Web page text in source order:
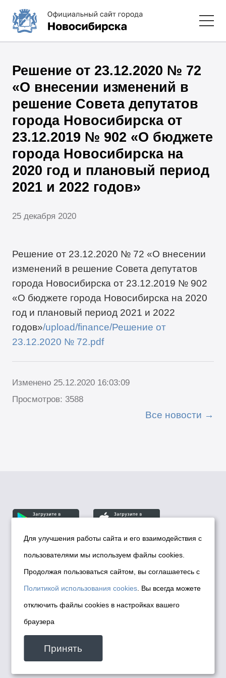
Решение от 23.12.2020 № 72
«О внесении изменений в
решение Совета депутатов
города Новосибирска от
23.12.2019 № 902 «О бюджете
города Новосибирска на
2020 год и плановый период
2021 и 2022 годов»
25 декабря 2020
Решение от 23.12.2020 № 72 «О внесении
изменений в решение Совета депутатов
города Новосибирска от 23.12.2019 № 902
«О бюджете города Новосибирска на 2020
год и плановый период 2021 и 2022
годов»/upload/finance/Решение от
23.12.2020 № 72.pdf
Изменено 25.12.2020 16:03:09
Просмотров: 3588
Все новости
© Департамент информационной политики мэрии
города Новосибирска, 2026
Политика использования Cookies
Политика по обработке персональных
данных в информационных системах
мэрии города Новосибирска
Техническая поддержка сайта -
malinchukvl@mail.ru
Для улучшения работы сайта и его взаимодействия с
пользователями мы используем файлы cookies.
Продолжая пользоваться сайтом, вы соглашаетесь с
Политикой использования cookies . Вы всегда можете
отключить файлы cookies в настройках вашего
браузера
Принять